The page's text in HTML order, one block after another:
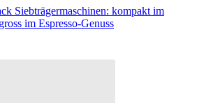
Siebträgermaschinen: kompakt im
im Espresso-Genuss